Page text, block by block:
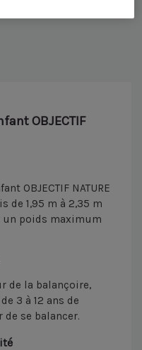
OBJECTIF
OBJECTIF NATURE
de 1,95 m à 2,35 m
poids maximum
de la balançoire,
3 à 12 ans de
se balancer.